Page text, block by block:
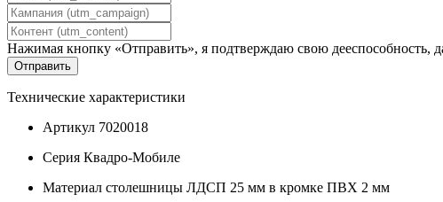
Нажимая кнопку «Отправить», я подтверждаю свою дееспособность,
Технические характеристики
Артикул 7020018
Серия Квадро-Мобиле
Материал столешницы ЛДСП 25 мм в кромке ПВХ 2 мм